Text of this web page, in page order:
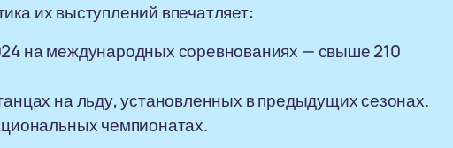
их выступлений впечатляет:
на международных соревнованиях — свыше 210
на льду, установленных в предыдущих сезонах.
чемпионатах.